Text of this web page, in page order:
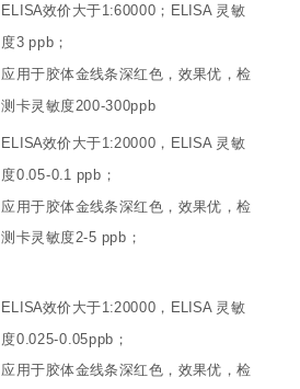
ELISA效价大于1:60000；ELISA 灵敏
度3 ppb；
应用于胶体金线条深红色，效果优，检
测卡灵敏度200-300ppb
ELISA效价大于1:20000，ELISA 灵敏
度0.05-0.1 ppb；
应用于胶体金线条深红色，效果优，检
测卡灵敏度2-5 ppb；
ELISA效价大于1:20000，ELISA 灵敏
度0.025-0.05ppb；
应用于胶体金线条深红色，效果优，检